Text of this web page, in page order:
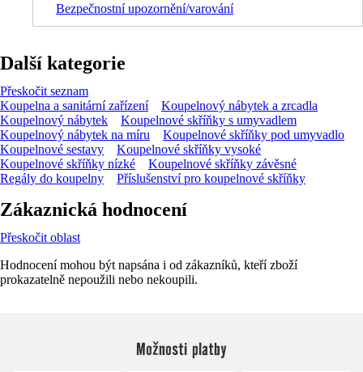
Bezpečnostní upozornění/varování
Další kategorie
Přeskočit seznam
Koupelna a sanitární zařízení
Koupelnový nábytek a zrcadla
Koupelnový nábytek
Koupelnové skříňky s umyvadlem
Koupelnový nábytek na míru
Koupelnové skříňky pod umyvadlo
Koupelnové sestavy
Koupelnové skříňky vysoké
Koupelnové skříňky nízké
Koupelnové skříňky závěsné
Regály do koupelny
Příslušenství pro koupelnové skříňky
Zákaznická hodnocení
Přeskočit oblast
Hodnocení mohou být napsána i od zákazníků, kteří zboží
prokazatelně nepoužili nebo nekoupili.
Možnosti platby